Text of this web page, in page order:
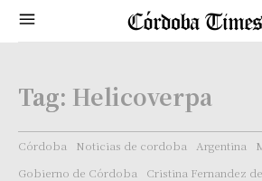
Tag: Helicoverpa
Córdoba Noticias de cordoba Argentina
Gobierno de Córdoba
Cristina Fernandez